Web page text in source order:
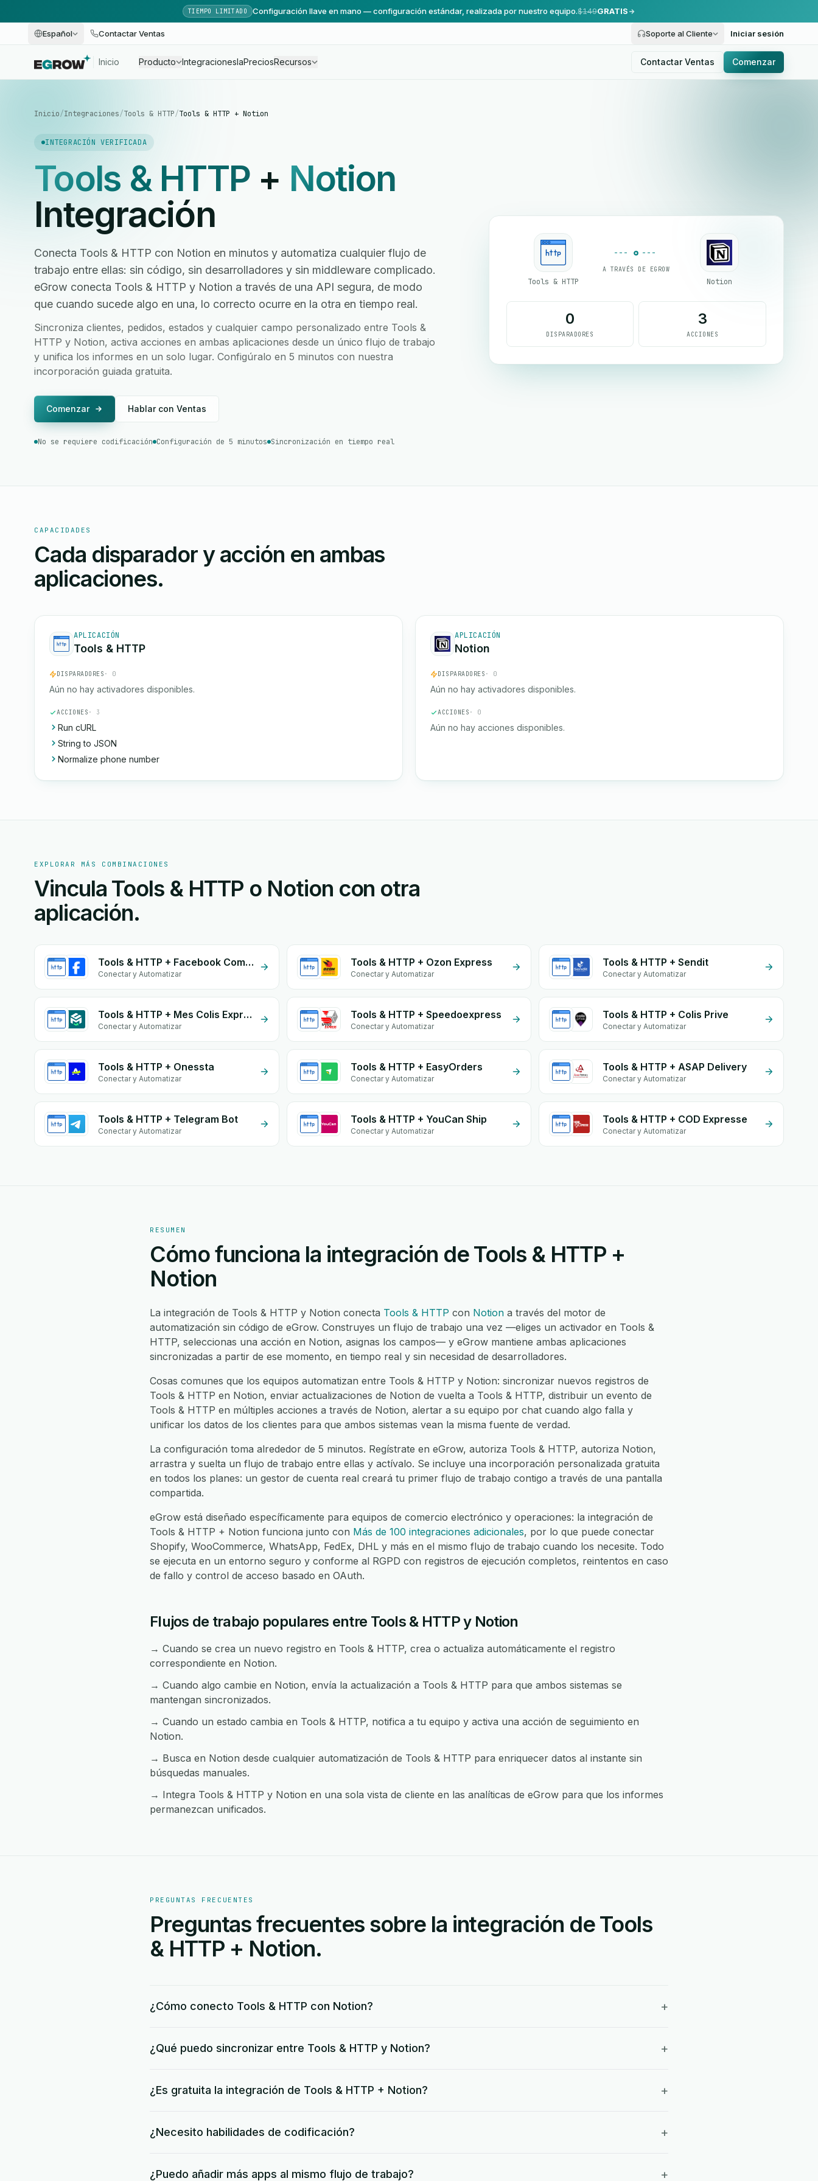
TIEMPO LIMITADO Configuración llave en mano — configuración estándar, realizada por nuestro equipo.$149GRATIS
Español Contactar Ventas Soporte al Cliente Iniciar sesión
Inicio Producto IntegracionesIaPreciosRecursos Contactar Ventas Comenzar
Inicio/Integraciones/Tools & HTTP/Tools & HTTP + Notion
INTEGRACIÓN VERIFICADA
Tools & HTTP + Notion
Integración
Conecta Tools & HTTP con Notion en minutos y automatiza cualquier flujo de
trabajo entre ellas: sin código, sin desarrolladores y sin middleware complicado.
eGrow conecta Tools & HTTP y Notion a través de una API segura, de modo
que cuando sucede algo en una, lo correcto ocurre en la otra en tiempo real.
Sincroniza clientes, pedidos, estados y cualquier campo personalizado entre Tools &
HTTP y Notion, activa acciones en ambas aplicaciones desde un único flujo de trabajo
y unifica los informes en un solo lugar. Configúralo en 5 minutos con nuestra
incorporación guiada gratuita.
Comenzar Hablar con Ventas
No se requiere codificación Configuración de 5 minutos Sincronización en tiempo real
Tools & HTTP
A TRAVÉS DE EGROW
Notion
0
DISPARADORES
3
ACCIONES
CAPACIDADES
Cada disparador y acción en ambas
aplicaciones.
APLICACIÓN
Tools & HTTP
DISPARADORES · 0
Aún no hay activadores disponibles.
ACCIONES · 3
Run cURL
String to JSON
Normalize phone number
APLICACIÓN
Notion
DISPARADORES · 0
Aún no hay activadores disponibles.
ACCIONES · 0
Aún no hay acciones disponibles.
EXPLORAR MÁS COMBINACIONES
Vincula Tools & HTTP o Notion con otra
aplicación.
Tools & HTTP + Facebook Commerce
Conectar y Automatizar
Tools & HTTP + Ozon Express
Conectar y Automatizar
Tools & HTTP + Sendit
Conectar y Automatizar
Tools & HTTP + Mes Colis Express
Conectar y Automatizar
Tools & HTTP + Speedoexpress
Conectar y Automatizar
Tools & HTTP + Colis Prive
Conectar y Automatizar
Tools & HTTP + Onessta
Conectar y Automatizar
Tools & HTTP + EasyOrders
Conectar y Automatizar
Tools & HTTP + ASAP Delivery
Conectar y Automatizar
Tools & HTTP + Telegram Bot
Conectar y Automatizar
Tools & HTTP + YouCan Ship
Conectar y Automatizar
Tools & HTTP + COD Expresse
Conectar y Automatizar
RESUMEN
Cómo funciona la integración de Tools & HTTP +
Notion
La integración de Tools & HTTP y Notion conecta Tools & HTTP con Notion a través del motor de
automatización sin código de eGrow. Construyes un flujo de trabajo una vez —eliges un activador en Tools &
HTTP, seleccionas una acción en Notion, asignas los campos— y eGrow mantiene ambas aplicaciones
sincronizadas a partir de ese momento, en tiempo real y sin necesidad de desarrolladores.
Cosas comunes que los equipos automatizan entre Tools & HTTP y Notion: sincronizar nuevos registros de
Tools & HTTP en Notion, enviar actualizaciones de Notion de vuelta a Tools & HTTP, distribuir un evento de
Tools & HTTP en múltiples acciones a través de Notion, alertar a su equipo por chat cuando algo falla y
unificar los datos de los clientes para que ambos sistemas vean la misma fuente de verdad.
La configuración toma alrededor de 5 minutos. Regístrate en eGrow, autoriza Tools & HTTP, autoriza Notion,
arrastra y suelta un flujo de trabajo entre ellas y actívalo. Se incluye una incorporación personalizada gratuita
en todos los planes: un gestor de cuenta real creará tu primer flujo de trabajo contigo a través de una pantalla
compartida.
eGrow está diseñado específicamente para equipos de comercio electrónico y operaciones: la integración de
Tools & HTTP + Notion funciona junto con Más de 100 integraciones adicionales, por lo que puede conectar
Shopify, WooCommerce, WhatsApp, FedEx, DHL y más en el mismo flujo de trabajo cuando los necesite. Todo
se ejecuta en un entorno seguro y conforme al RGPD con registros de ejecución completos, reintentos en caso
de fallo y control de acceso basado en OAuth.
Flujos de trabajo populares entre Tools & HTTP y Notion
→ Cuando se crea un nuevo registro en Tools & HTTP, crea o actualiza automáticamente el registro
correspondiente en Notion.
→ Cuando algo cambie en Notion, envía la actualización a Tools & HTTP para que ambos sistemas se
mantengan sincronizados.
→ Cuando un estado cambia en Tools & HTTP, notifica a tu equipo y activa una acción de seguimiento en
Notion.
→ Busca en Notion desde cualquier automatización de Tools & HTTP para enriquecer datos al instante sin
búsquedas manuales.
→ Integra Tools & HTTP y Notion en una sola vista de cliente en las analíticas de eGrow para que los informes
permanezcan unificados.
PREGUNTAS FRECUENTES
Preguntas frecuentes sobre la integración de Tools
& HTTP + Notion.
¿Cómo conecto Tools & HTTP con Notion? +
¿Qué puedo sincronizar entre Tools & HTTP y Notion? +
¿Es gratuita la integración de Tools & HTTP + Notion? +
¿Necesito habilidades de codificación? +
¿Puedo añadir más apps al mismo flujo de trabajo? +